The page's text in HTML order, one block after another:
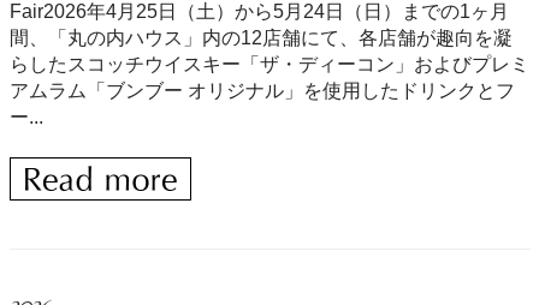
Fair2026年4月25日（土）から5月24日（日）までの1ヶ月
間、「丸の内ハウス」内の12店舗にて、各店舗が趣向を凝
らしたスコッチウイスキー「ザ・ディーコン」およびプレミ
アムラム「ブンブー オリジナル」を使用したドリンクとフ
ー...